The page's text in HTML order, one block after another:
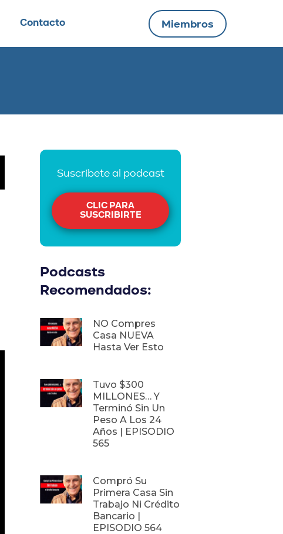
Contacto Miembros
Suscríbete al podcast
CLIC PARA
SUSCRIBIRTE
Podcasts
Recomendados:
NO Compres
Casa NUEVA
Hasta Ver Esto
Tuvo $300
MILLONES… Y
Terminó Sin Un
Peso A Los 24
Años | EPISODIO
565
Compró Su
Primera Casa Sin
Trabajo Ni Crédito
Bancario |
EPISODIO 564